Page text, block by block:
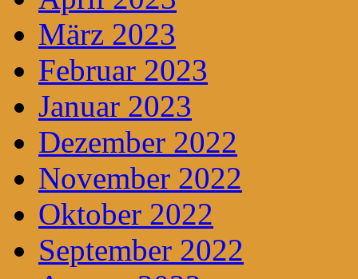
März 2023
Februar 2023
Januar 2023
Dezember 2022
November 2022
Oktober 2022
September 2022